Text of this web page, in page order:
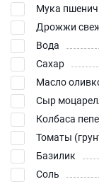
Мука
Дрожжи
Вода
Сахар
Масло
Сыр
Колбаса
Томаты
Базилик
Соль